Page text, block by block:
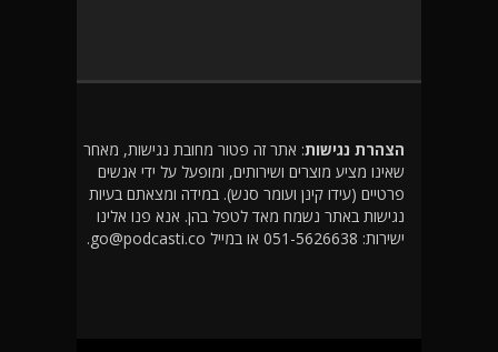
הצהרת נגישות: אתר זה פטור מחובת נגישות, מאחר
שאינו מציע מוצרים ושירותים, ומופעל על ידי אנשים
פרטיים (עידו קינן ועומר סנש). במידה ומצאתם בעיות
נגישות באתר נשמח מאד לטפל בהן. אנא פנו אלינו
ישירות: 051-5626638 או במייל go@podcasti.co.